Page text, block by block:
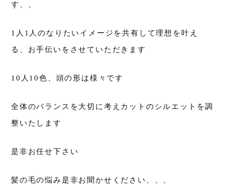
す、、
1人1人のなりたいイメージを共有して理想を叶え
る、お手伝いをさせていただきます
10人10色、頭の形は様々です
全体のバランスを大切に考えカットのシルエットを調
整いたします
是非お任せ下さい
髪の毛の悩み是非お聞かせください、、、